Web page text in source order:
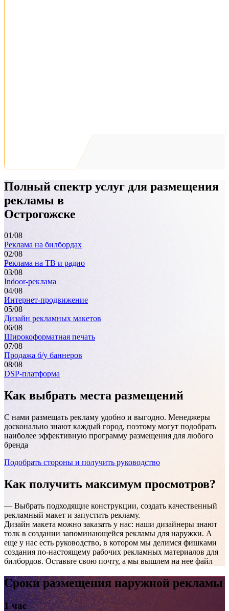
Полный спектр услуг для размещения
рекламы в
Острогожске
01/08
Реклама на билбордах
02/08
Реклама на ТВ и радио
03/08
Indoor-реклама
04/08
Интернет-продвижение
05/08
Дизайн рекламных макетов
06/08
Широкоформатная печать
07/08
Продажа б/у баннеров
08/08
DSP-платформа
Как выбрать места размещений
С нами размещать рекламу удобно и выгодно. Менеджеры
досконально знают каждый город, поэтому могут подобрать
наиболее эффективную программу размещения для любого
бренда
Подобрать стороны и получить руководство
Как получить максимум просмотров?
— Выбрать подходящие конструкции, создать качественный
рекламный макет и запустить рекламу.
Дизайн макета можно заказать у нас: наши дизайнеры знают
толк в создании запоминающейся рекламы для наружки. А
еще у нас есть руководство, в котором мы делимся фишками
создания по-настоящему рабочих рекламных материалов для
билбордов. Оставьте свою почту, а мы вышлем на нее файл
Сроки размещения наружной рекламы
1 час